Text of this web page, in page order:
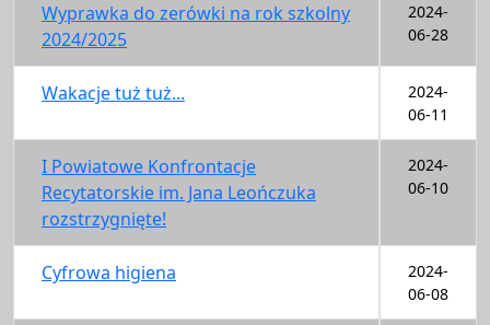
Wyprawka do zerówki na rok szkolny
2024/2025
2024-
06-28
Wakacje tuż tuż...
2024-
06-11
I Powiatowe Konfrontacje
Recytatorskie im. Jana Leończuka
rozstrzygnięte!
2024-
06-10
Cyfrowa higiena
2024-
06-08